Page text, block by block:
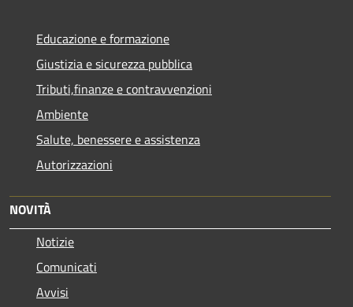
Educazione e formazione
Giustizia e sicurezza pubblica
Tributi,finanze e contravvenzioni
Ambiente
Salute, benessere e assistenza
Autorizzazioni
NOVITÀ
Notizie
Comunicati
Avvisi